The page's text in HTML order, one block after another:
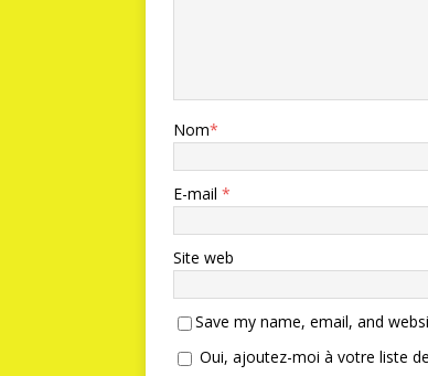
Nom*
E-mail *
Site web
Save my name, email, and
Oui, ajoutez-moi à votre liste